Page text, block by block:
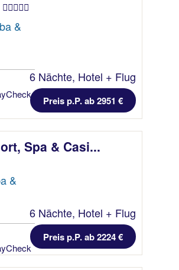
&
6 Nächte, Hotel + Flug
Preis p.P. ab 2951 €
Spa & Casi...
&
6 Nächte, Hotel + Flug
Preis p.P. ab 2224 €